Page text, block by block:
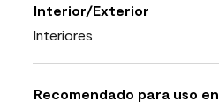
Interior/Exterior
Interiores
Recomendado para uso en